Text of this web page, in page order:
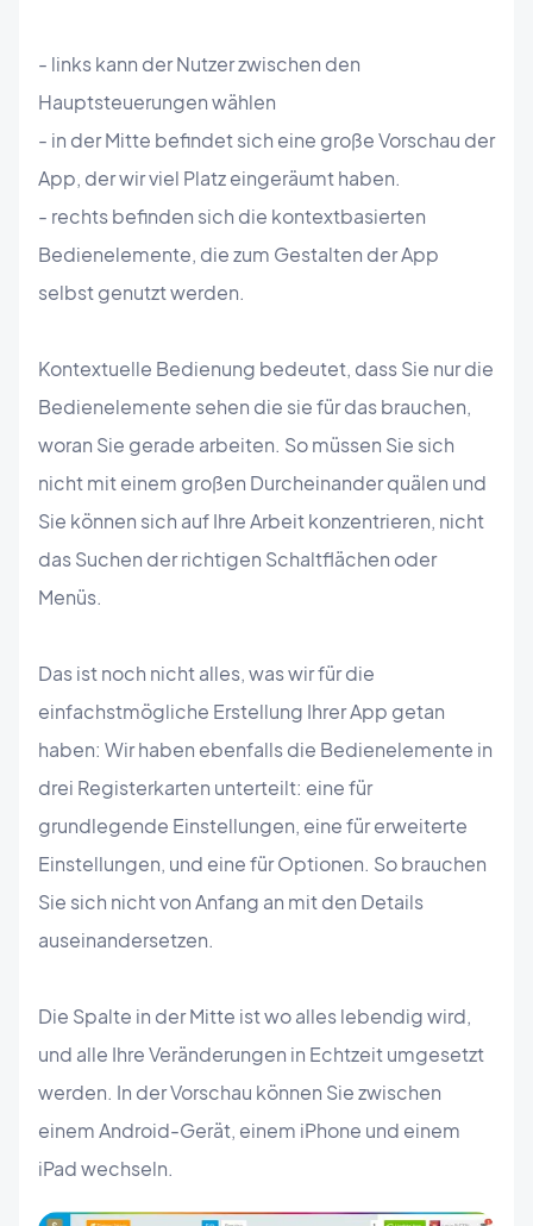
- links kann der Nutzer zwischen den
Hauptsteuerungen wählen
- in der Mitte befindet sich eine große Vorschau der
App, der wir viel Platz eingeräumt haben.
- rechts befinden sich die kontextbasierten
Bedienelemente, die zum Gestalten der App
selbst genutzt werden.
Kontextuelle Bedienung bedeutet, dass Sie nur die
Bedienelemente sehen die sie für das brauchen,
woran Sie gerade arbeiten. So müssen Sie sich
nicht mit einem großen Durcheinander quälen und
Sie können sich auf Ihre Arbeit konzentrieren, nicht
das Suchen der richtigen Schaltflächen oder
Menüs.
Das ist noch nicht alles, was wir für die
einfachstmögliche Erstellung Ihrer App getan
haben: Wir haben ebenfalls die Bedienelemente in
drei Registerkarten unterteilt: eine für
grundlegende Einstellungen, eine für erweiterte
Einstellungen, und eine für Optionen. So brauchen
Sie sich nicht von Anfang an mit den Details
auseinandersetzen.
Die Spalte in der Mitte ist wo alles lebendig wird,
und alle Ihre Veränderungen in Echtzeit umgesetzt
werden. In der Vorschau können Sie zwischen
einem Android-Gerät, einem iPhone und einem
iPad wechseln.